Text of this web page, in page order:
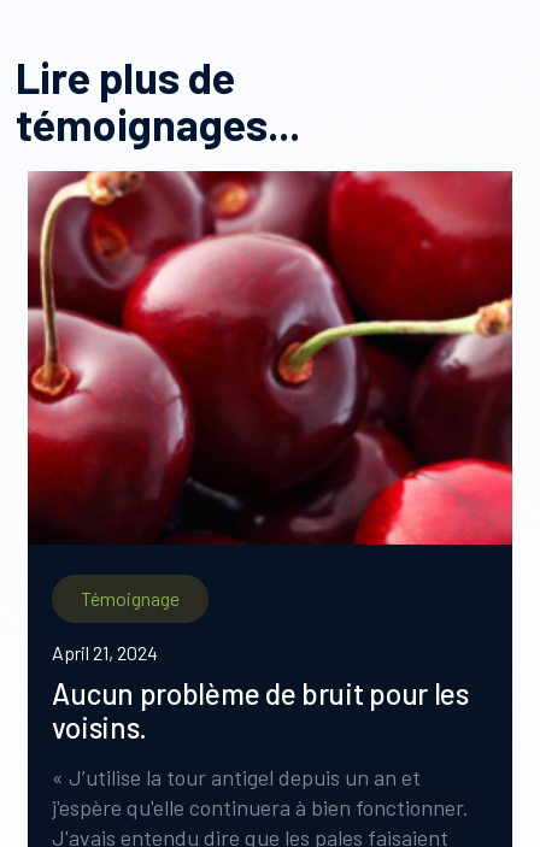
Lire plus de
témoignages...
Témoignage
April 21, 2024
Aucun problème de bruit pour les
voisins.
« J’utilise la tour antigel depuis un an et
j'espère qu'elle continuera à bien fonctionner.
J'avais entendu dire que les pales faisaient